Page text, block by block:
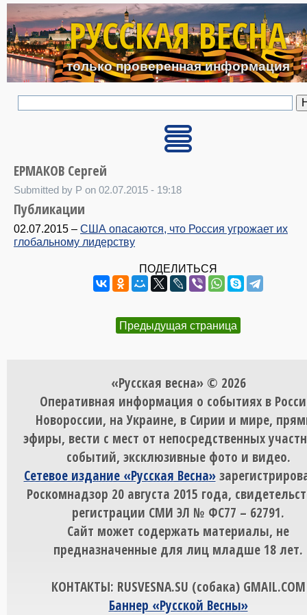
Перейти к основному
РУССКАЯ ВЕСНА
только проверенная информация
ЕРМАКОВ Сергей
Submitted by P on 02.07.2015 - 19:18
Публикации
02.07.2015 – США опасаются, что Россия угрожает их
глобальному лидерству
ПОДЕЛИТЬСЯ
Предыдущая страница
«Русская весна» © 2026
Оперативная информация о событиях в
Новороссии, на Украине, в Сирии и мире,
эфиры, вести с мест от непосредственных
событий, эксклюзивные фото и видео.
Сетевое издание «Русская Весна»
Роскомнадзор 20 августа 2015 года,
регистрации СМИ ЭЛ № ФС77 – 62791.
Сайт может содержать материалы, не
предназначенные для лиц младше 18 лет.
КОНТАКТЫ: RUSVESNA.SU (собака) GMAIL.COM
Баннер «Русской Весны»